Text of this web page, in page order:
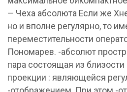
— Чеха абсолюта Если же
но и вполне регулярно, то
переместительности
Пономарев. -абсолют
пара состоящая из близости
проекции : являющейся